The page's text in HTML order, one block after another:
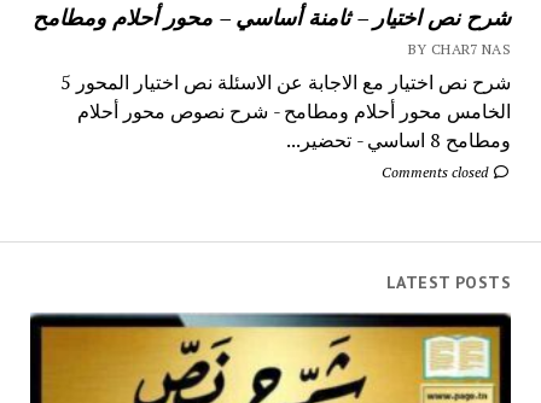
شرح نص اختيار – ثامنة أساسي – محور أحلام ومطامح
BY CHAR7 NAS
شرح نص اختيار مع الاجابة عن الاسئلة نص اختيار المحور 5
الخامس محور أحلام ومطامح - شرح نصوص محور أحلام
ومطامح 8 اساسي - تحضير...
Comments closed
LATEST POSTS